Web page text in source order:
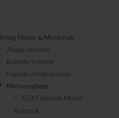
Kring Motor & Motorrum
Avgas System
Bränsle System
Framdrivningssystem
Motorreglage
EC4 Elektrisk Motor
Kontroll